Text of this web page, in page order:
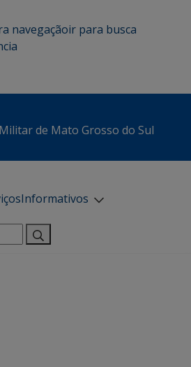
navegaçãoir para busca
de Mato Grosso do Sul
Informativos